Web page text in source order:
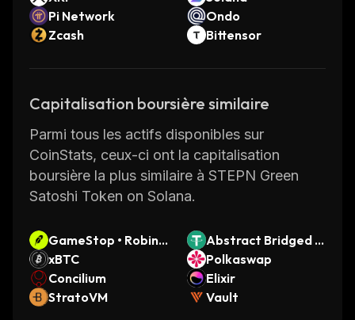
Pi Network
Ondo
Zcash
Bittensor
Capitalisation boursière similaire
Parmi tous les actifs disponibles sur
CoinStats, ceux-ci ont la capitalisation
boursière la plus similaire à STEPN Green
Satoshi Token on Solana.
GameStop • Robinh
ood Token
Abstract Bridged U
SDT (Abstract)
xBTC
Polkaswap
Concilium
Elixir
StratoVM
Vault